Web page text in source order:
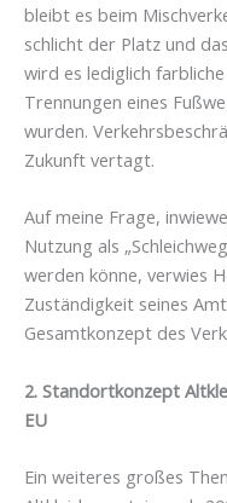
bleibt es beim
schlicht der Platz und
wird es lediglich
Trennungen eines
wurden.
Zukunft vertagt.
Auf meine Frage,
Nutzung als
werden könne, verwies
Zuständigkeit seines
Gesamtkonzept des
2. Standortkonzept
EU
Ein weiteres großes